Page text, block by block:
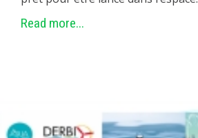
Read more...